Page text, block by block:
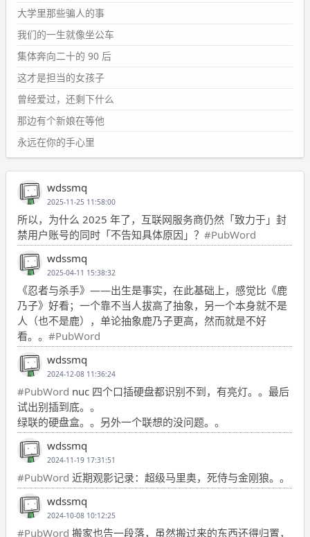
大学里那些骗人的事
我们的一生就像坐公车
集体奔向二十的 90 后
这才是担当的女孩子
曾经爱过，还剩下什么
那边有个新娘在等他
永远在你的手心里
wdssmq
2025-11-25 11:58:00
所以，为什么 2025 年了，互联网服务商仍然「致力于」封
禁用户账号的同时「不告知具体原因」？ #PubWord
wdssmq
2025-04-11 15:38:32
《忍者与杀手》——出生是事实，在此基础上，感觉比《鹿
乃子》好看；一个靠不当人拔高了抽象，另一个本身就不是
人（也不是鹿），单论抽象鹿乃子更高，然而就是不好
看。。 #PubWord
wdssmq
2024-12-08 11:36:24
#PubWord nuc 四个口插硬盘都识别不到，有亮灯。。最后
试出别插到底。。
绿联的硬盘盒。。另外一个联想的没问题。。
wdssmq
2024-11-19 17:31:51
#PubWord 近期观影记录：超级马里奥，死侍与金刚狼。。
wdssmq
2024-10-08 10:12:25
#PubWord 搬家也告一段落，虽然搬过来的东西还得归置，